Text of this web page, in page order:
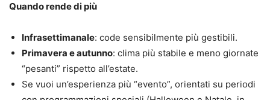
Quando rende di più
Infrasettimanale: code sensibilmente più gestibili.
Primavera e autunno: clima più stabile e meno giornate
“pesanti” rispetto all’estate.
Se vuoi un’esperienza più “evento”, orientati su periodi